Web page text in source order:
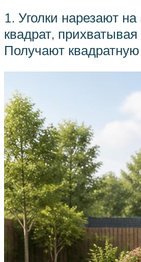
1. Уголки нарезают
квадрат,
Получают